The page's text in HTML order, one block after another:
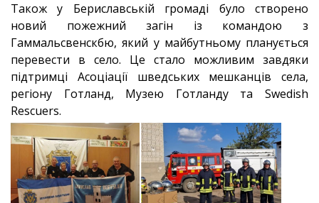
Також у Бериславській громаді було створено
новий пожежний загін із командою з
Гаммальсвенскбю, який у майбутньому планується
перевести в село. Це стало можливим завдяки
підтримці Асоціації шведських мешканців села,
регіону Готланд, Музею Готланду та Swedish
Rescuers.